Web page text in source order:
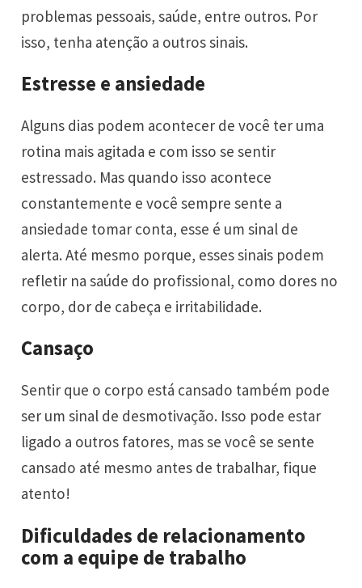
problemas pessoais, saúde, entre outros. Por
isso, tenha atenção a outros sinais.
Estresse e ansiedade
Alguns dias podem acontecer de você ter uma
rotina mais agitada e com isso se sentir
estressado. Mas quando isso acontece
constantemente e você sempre sente a
ansiedade tomar conta, esse é um sinal de
alerta. Até mesmo porque, esses sinais podem
refletir na saúde do profissional, como dores no
corpo, dor de cabeça e irritabilidade.
Cansaço
Sentir que o corpo está cansado também pode
ser um sinal de desmotivação. Isso pode estar
ligado a outros fatores, mas se você se sente
cansado até mesmo antes de trabalhar, fique
atento!
Dificuldades de relacionamento
com a equipe de trabalho